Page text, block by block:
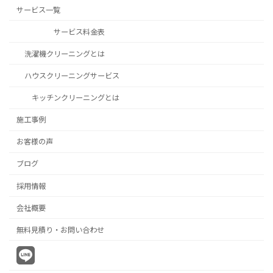
サービス一覧
サービス料金表
洗濯機クリーニングとは
ハウスクリーニングサービス
キッチンクリーニングとは
施工事例
お客様の声
ブログ
採用情報
会社概要
無料見積り・お問い合わせ